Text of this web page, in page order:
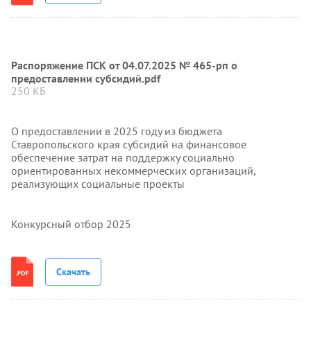
Распоряжение ПСК от 04.07.2025 № 465-рп о
предоставлении субсидий.pdf
250 КБ
О предоставлении в 2025 году из бюджета
Ставропольского края субсидий на финансовое
обеспечение затрат на поддержку социально
ориентированных некоммерческих организаций,
реализующих социальные проекты
Конкурсный отбор 2025
Скачать